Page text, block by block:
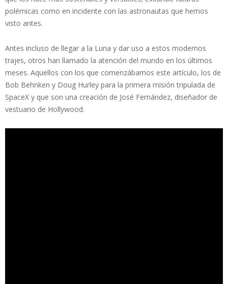
polémicas como en incidente con las astronautas que hemos
visto antes.
Antes incluso de llegar a la Luna y dar uso a estos modernos
trajes, otros han llamado la atención del mundo en los últimos
meses. Aquellos con los que comenzábamos este artículo, los de
Bob Behnken y Doug Hurley para la primera misión tripulada de
SpaceX y que son una creación de José Fernández, diseñador de
vestuario de Hollywood.